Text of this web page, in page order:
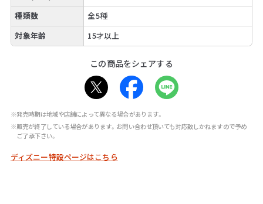
種類数
全5種
対象年齢
15才以上
この商品をシェアする
※発売時期は地域や店舗によって異なる場合があります。
※販売が終了している場合があります。お問い合わせ頂いても対応致しかねますので予め
ご了承下さい。
ディズニー特設ページはこちら